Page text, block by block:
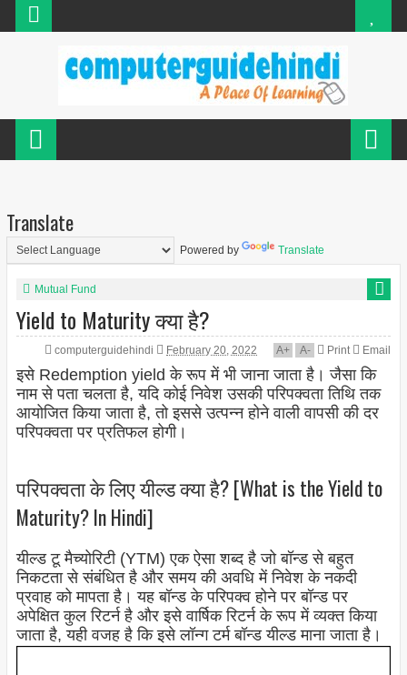
Translate
Powered by Translate
Mutual Fund
Yield to Maturity क्या है?
computerguidehindi February 20, 2022 A+ A- Print Email
इसे Redemption yield के रूप में भी जाना जाता है। जैसा कि
नाम से पता चलता है, यदि कोई निवेश उसकी परिपक्वता तिथि तक
आयोजित किया जाता है, तो इससे उत्पन्न होने वाली वापसी की दर
परिपक्वता पर प्रतिफल होगी।
परिपक्वता के लिए यील्ड क्या है? [What is the Yield to
Maturity? In Hindi]
यील्ड टू मैच्योरिटी (YTM) एक ऐसा शब्द है जो बॉन्ड से बहुत
निकटता से संबंधित है और समय की अवधि में निवेश के नकदी
प्रवाह को मापता है। यह बॉन्ड के परिपक्व होने पर बॉन्ड पर
अपेक्षित कुल रिटर्न है और इसे वार्षिक रिटर्न के रूप में व्यक्त किया
जाता है, यही वजह है कि इसे लॉन्ग टर्म बॉन्ड यील्ड माना जाता है।